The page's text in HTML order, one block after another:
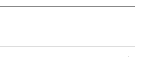
치북5
치북5